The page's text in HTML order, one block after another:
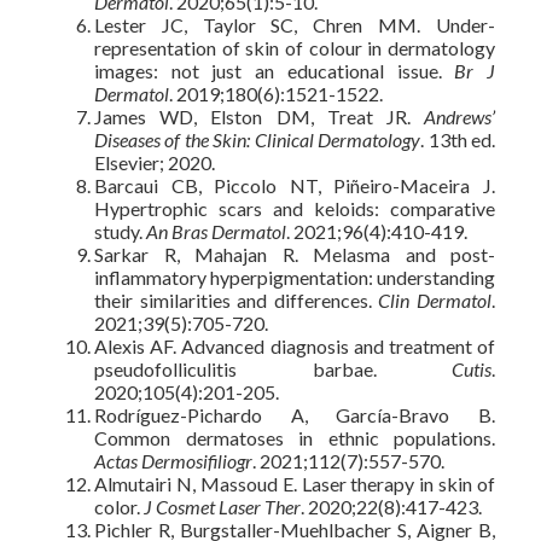
Lester JC, Taylor SC, Chren MM. Under-
representation of skin of colour in dermatology
images: not just an educational issue. Br J
Dermatol . 2019;180(6):1521-1522.
James WD, Elston DM, Treat JR. Andrews’
Diseases of the Skin: Clinical Dermatology . 13th ed.
Elsevier; 2020.
Barcaui CB, Piccolo NT, Piñeiro-Maceira J.
Hypertrophic scars and keloids: comparative
study. An Bras Dermatol . 2021;96(4):410-419.
Sarkar R, Mahajan R. Melasma and post-
inflammatory hyperpigmentation: understanding
their similarities and differences.Clin Dermatol
2021;39(5):705-720.
Alexis AF. Advanced diagnosis and treatment of
pseudofolliculitis barbae. Cutis
2020;105(4):201-205.
Rodríguez-Pichardo A, García-Bravo B.
Common dermatoses in ethnic populations.
Actas Dermosifiliogr . 2021;112(7):557-570.
Almutairi N, Massoud E. Laser therapy in skin of
color. J Cosmet Laser Ther . 2020;22(8):417-423.
Pichler R, Burgstaller-Muehlbacher S, Aigner B,